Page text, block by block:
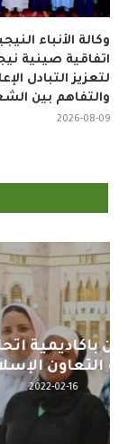
وكالة الأنباء
اتفاقية صينية
لتعزيز التبادل
والتفاهم بين
2026-08-09
اليوم :